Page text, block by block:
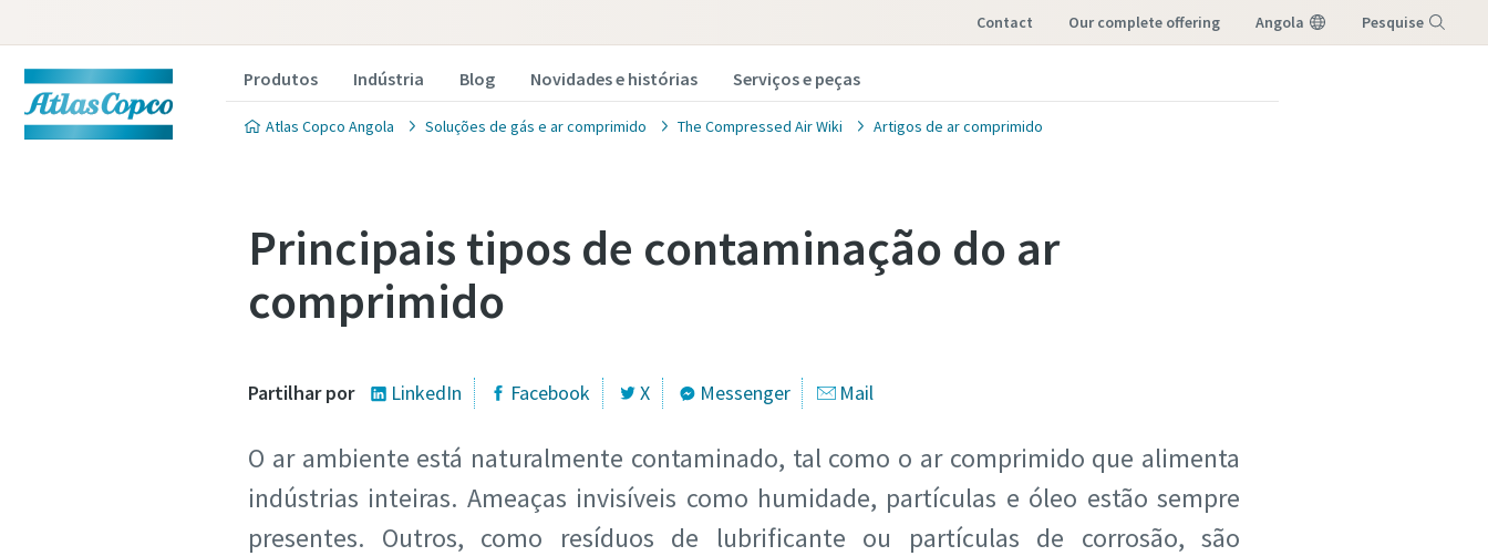
Contact our complete offering Angola Pesquise
Produtos Indústria Blog Novidades e histórias Serviços e peças
Atlas Copco Angola Soluções de gás e ar comprimido The Compressed Air Wiki Artigos de ar comprimido
Principais tipos de contaminação do ar
comprimido
Partilhar por LinkedIn Facebook X Messenger Mail
O ar ambiente está naturalmente contaminado, tal como o ar comprimido que alimenta
indústrias inteiras. Ameaças invisíveis como humidade, partículas e óleo estão sempre
presentes. Outros, como resíduos de lubrificante ou partículas de corrosão, são